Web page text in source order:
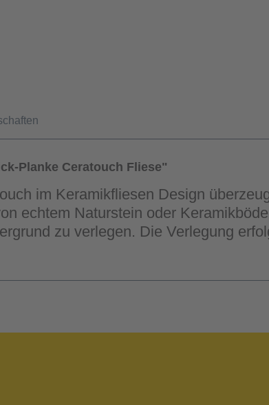
Planke Ceratouch Fliese"
im Keramikfliesen Design
echtem Naturstein oder
zu verlegen. Die Verlegung